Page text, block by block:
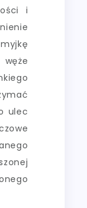
i
węże
ulec